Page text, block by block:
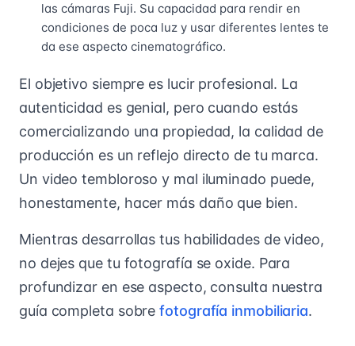
las cámaras Fuji. Su capacidad para rendir en
condiciones de poca luz y usar diferentes lentes te
da ese aspecto cinematográfico.
El objetivo siempre es lucir profesional. La
autenticidad es genial, pero cuando estás
comercializando una propiedad, la calidad de
producción es un reflejo directo de tu marca.
Un video tembloroso y mal iluminado puede,
honestamente, hacer más daño que bien.
Mientras desarrollas tus habilidades de video,
no dejes que tu fotografía se oxide. Para
profundizar en ese aspecto, consulta nuestra
guía completa sobrefotografía inmobiliaria.